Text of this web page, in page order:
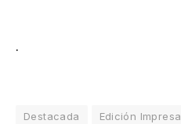
.
Destacada Edición Impresa